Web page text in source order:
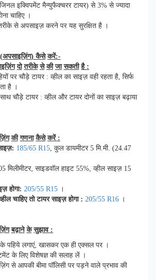
इक्विपमेंट मैन्युफैक्चरर टायर) से 3% से ज्यादा
चाहिए ।
से अपसाइज़ करने पर यह सुरक्षित है ।
अपसाइज़िंग)कैसे करें:-
दो तरीके से की जा सकती है:
पर चौड़े टायर : व्हील का साइज़ वही रहता है, सिर्फ
है ।
चौड़े टायर : व्हील और टायर दोनों का साइज़ बढ़ाया
की गणना कैसे करें:
: 185/65 R15 , कुल डायमीटर 5 मि.मी. (24.47
मिलीमीटर, साइडवॉल हाइट 55%, व्हील साइज़ 15
होगा: 205/55 R15 ।
चाहिए तो टायर साइज़ होगा: 205/55 R16 ।
बढ़ाने के सुझाव:
पहिये लगाएं, खासकर एक ही एक्सल पर ।
के लिए विशेषज्ञ की सलाह लें ।
से आपकी बीमा पॉलिसी पर पड़ने वाले प्रभाव की